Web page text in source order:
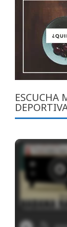
ESCUCHA